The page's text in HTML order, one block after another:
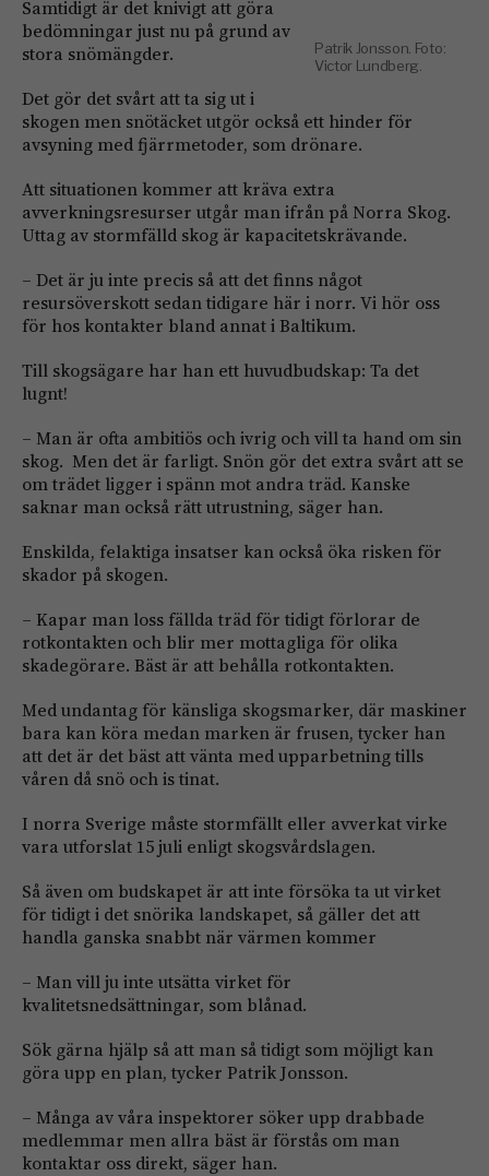
Patrik Jonsson. Foto:
Victor Lundberg.
Samtidigt är det knivigt att göra
bedömningar just nu på grund av
stora snömängder.
Det gör det svårt att ta sig ut i
skogen men snötäcket utgör också ett hinder för
avsyning med fjärrmetoder, som drönare.
Att situationen kommer att kräva extra
avverkningsresurser utgår man ifrån på Norra Skog.
Uttag av stormfälld skog är kapacitetskrävande.
– Det är ju inte precis så att det finns något
resursöverskott sedan tidigare här i norr. Vi hör oss
för hos kontakter bland annat i Baltikum.
Till skogsägare har han ett huvudbudskap: Ta det
lugnt!
– Man är ofta ambitiös och ivrig och vill ta hand om sin
skog. Men det är farligt. Snön gör det extra svårt att se
om trädet ligger i spänn mot andra träd. Kanske
saknar man också rätt utrustning, säger han.
Enskilda, felaktiga insatser kan också öka risken för
skador på skogen.
– Kapar man loss fällda träd för tidigt förlorar de
rotkontakten och blir mer mottagliga för olika
skadegörare. Bäst är att behålla rotkontakten.
Med undantag för känsliga skogsmarker, där maskiner
bara kan köra medan marken är frusen, tycker han
att det är det bäst att vänta med upparbetning tills
våren då snö och is tinat.
I norra Sverige måste stormfällt eller avverkat virke
vara utforslat 15 juli enligt skogsvårdslagen.
Så även om budskapet är att inte försöka ta ut virket
för tidigt i det snörika landskapet, så gäller det att
handla ganska snabbt när värmen kommer
– Man vill ju inte utsätta virket för
kvalitetsnedsättningar, som blånad.
Sök gärna hjälp så att man så tidigt som möjligt kan
göra upp en plan, tycker Patrik Jonsson.
– Många av våra inspektorer söker upp drabbade
medlemmar men allra bäst är förstås om man
kontaktar oss direkt, säger han.